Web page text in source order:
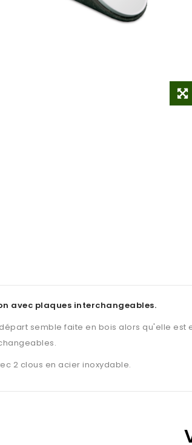
avec plaques interchangeables.
semble faite en bois alors qu'elle
2 clous en acier inoxydable.